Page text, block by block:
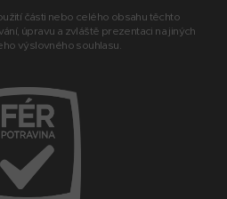
části nebo celého obsahu těchto
úpravu a zvláště prezentaci na jiných
výslovného souhlasu.